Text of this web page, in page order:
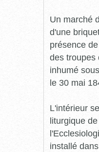
Un marché
d'une
présence
des troupes
inhumé
le 30 mai
L'intérieur
liturgique
installé